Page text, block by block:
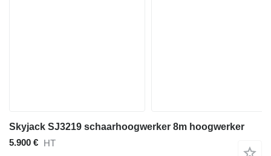
Skyjack SJ3219 schaarhoogwerker 8m hoogwerker
5.900 € HT